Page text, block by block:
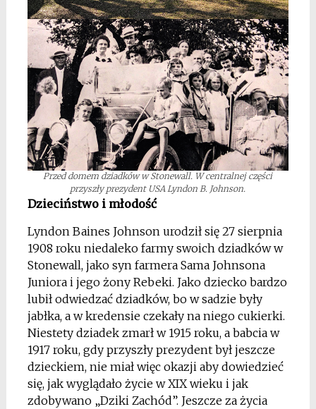
Przed domem dziadków w Stonewall. W centralnej części
przyszły prezydent USA Lyndon B. Johnson.
Dzieciństwo i młodość
Lyndon Baines Johnson urodził się 27 sierpnia
1908 roku niedaleko farmy swoich dziadków w
Stonewall, jako syn farmera Sama Johnsona
Juniora i jego żony Rebeki. Jako dziecko bardzo
lubił odwiedzać dziadków, bo w sadzie były
jabłka, a w kredensie czekały na niego cukierki.
Niestety dziadek zmarł w 1915 roku, a babcia w
1917 roku, gdy przyszły prezydent był jeszcze
dzieckiem, nie miał więc okazji aby dowiedzieć
się, jak wyglądało życie w XIX wieku i jak
zdobywano „Dziki Zachód”. Jeszcze za życia